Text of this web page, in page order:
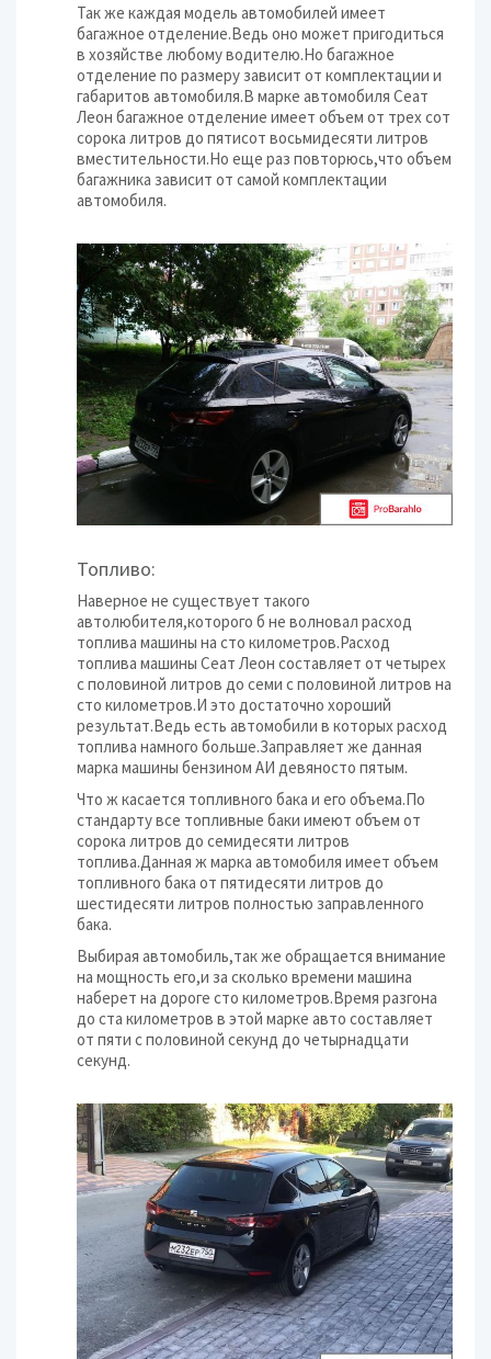
Так же каждая модель автомобилей имеет
багажное отделение.Ведь оно может пригодиться
в хозяйстве любому водителю.Но багажное
отделение по размеру зависит от комплектации и
габаритов автомобиля.В марке автомобиля Сеат
Леон багажное отделение имеет объем от трех сот
сорока литров до пятисот восьмидесяти литров
вместительности.Но еще раз повторюсь,что объем
багажника зависит от самой комплектации
автомобиля.
Топливо:
Наверное не существует такого
автолюбителя,которого б не волновал расход
топлива машины на сто километров.Расход
топлива машины Сеат Леон составляет от четырех
с половиной литров до семи с половиной литров на
сто километров.И это достаточно хороший
результат.Ведь есть автомобили в которых расход
топлива намного больше.Заправляет же данная
марка машины бензином АИ девяносто пятым.
Что ж касается топливного бака и его объема.По
стандарту все топливные баки имеют объем от
сорока литров до семидесяти литров
топлива.Данная ж марка автомобиля имеет объем
топливного бака от пятидесяти литров до
шестидесяти литров полностью заправленного
бака.
Выбирая автомобиль,так же обращается внимание
на мощность его,и за сколько времени машина
наберет на дороге сто километров.Время разгона
до ста километров в этой марке авто составляет
от пяти с половиной секунд до четырнадцати
секунд.